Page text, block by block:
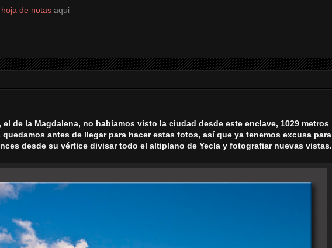
de notas aqui
de la Magdalena, no habíamos visto la ciudad desde este enclave, 1029 metros
antes de llegar para hacer estas fotos, así que ya tenemos excusa para
desde su vértice divisar todo el altiplano de Yecla y fotografiar nuevas vistas.